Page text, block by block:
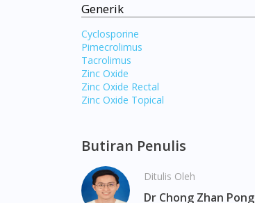
Generik
Cyclosporine
Pimecrolimus
Tacrolimus
Zinc Oxide
Zinc Oxide Rectal
Zinc Oxide Topical
Butiran Penulis
Ditulis Oleh
Dr Chong Zhan Pong